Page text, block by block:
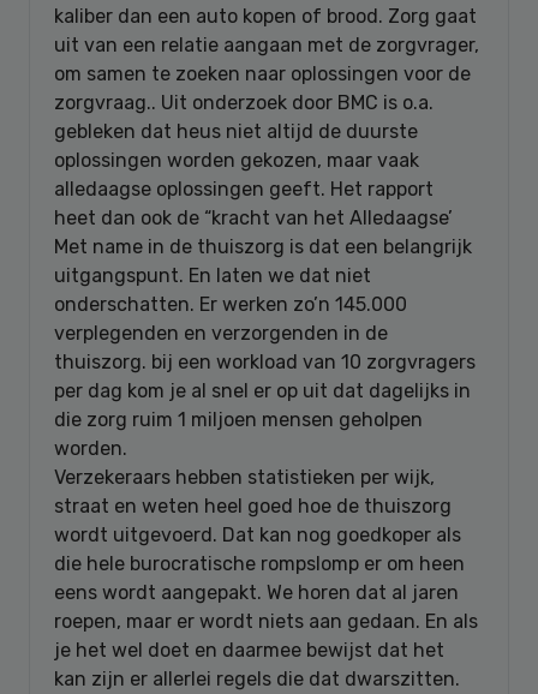
kaliber dan een auto kopen of brood. Zorg gaat
uit van een relatie aangaan met de zorgvrager,
om samen te zoeken naar oplossingen voor de
zorgvraag.. Uit onderzoek door BMC is o.a.
gebleken dat heus niet altijd de duurste
oplossingen worden gekozen, maar vaak
alledaagse oplossingen geeft. Het rapport
heet dan ook de “kracht van het Alledaagse’
Met name in de thuiszorg is dat een belangrijk
uitgangspunt. En laten we dat niet
onderschatten. Er werken zo’n 145.000
verplegenden en verzorgenden in de
thuiszorg. bij een workload van 10 zorgvragers
per dag kom je al snel er op uit dat dagelijks in
die zorg ruim 1 miljoen mensen geholpen
worden.
Verzekeraars hebben statistieken per wijk,
straat en weten heel goed hoe de thuiszorg
wordt uitgevoerd. Dat kan nog goedkoper als
die hele burocratische rompslomp er om heen
eens wordt aangepakt. We horen dat al jaren
roepen, maar er wordt niets aan gedaan. En als
je het wel doet en daarmee bewijst dat het
kan zijn er allerlei regels die dat dwarszitten.